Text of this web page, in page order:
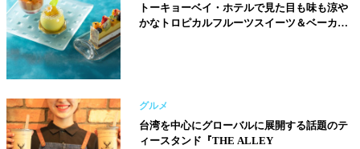
トーキョーベイ・ホテルで見た目も味も涼や
かなトロピカルフルーツスイーツ＆ベーカリ
グルメ
台湾を中心にグローバルに展開する話題のテ
ィースタンド『THE ALLEY